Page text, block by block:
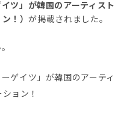
ツ」が韓国のアーティスト
ン！）が掲載されました。
ゲイツ」が韓国のアーティ
ョン！